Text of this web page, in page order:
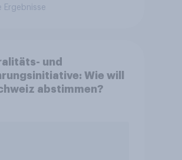
Ergebnisse
und
Wie will
abstimmen?